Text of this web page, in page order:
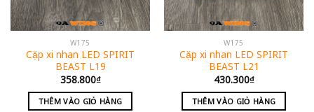
W175
Cặp xi nhan LED SPIRIT
BEAST L19
358.800₫
THÊM VÀO GIỎ HÀNG
W175
Cặp xi nhan LED SPIRIT
BEAST L21
430.300₫
THÊM VÀO GIỎ HÀNG